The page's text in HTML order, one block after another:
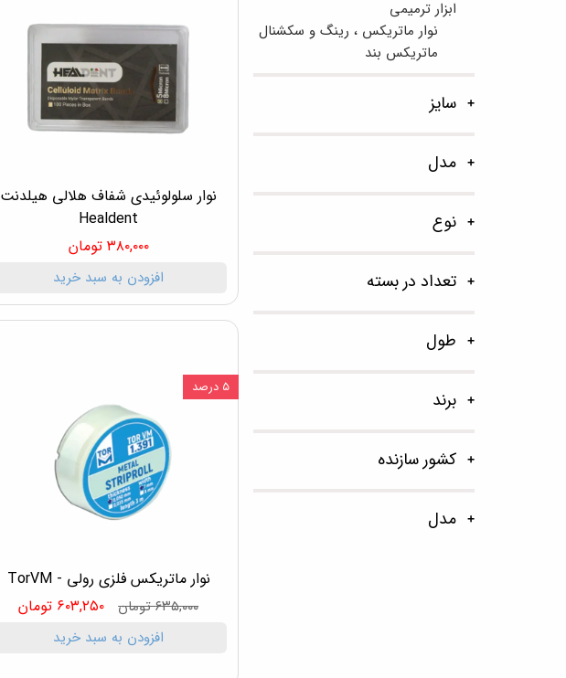
ابزار ترمیمی
نوار ماتریکس ، رینگ و سکشنال
ماتریکس بند
سایز
مدل
نوع
تعداد در بسته
طول
برند
کشور سازنده
مدل
نوار سلولوئیدی شفاف هلالی هیلدنت
Healdent
۳۸۰,۰۰۰ تومان
افزودن به سبد خرید
نوار ماتریکس فلزی رولی - TorVM
۶۳۵,۰۰۰ تومان ۶۰۳,۲۵۰ تومان
افزودن به سبد خرید
۵ درصد